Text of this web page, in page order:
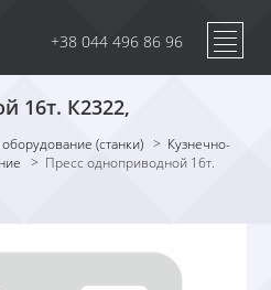
+38 044 496 86 96
16т. К2322,
(станки) > Кузнечно-
> Пресс одноприводной 16т.